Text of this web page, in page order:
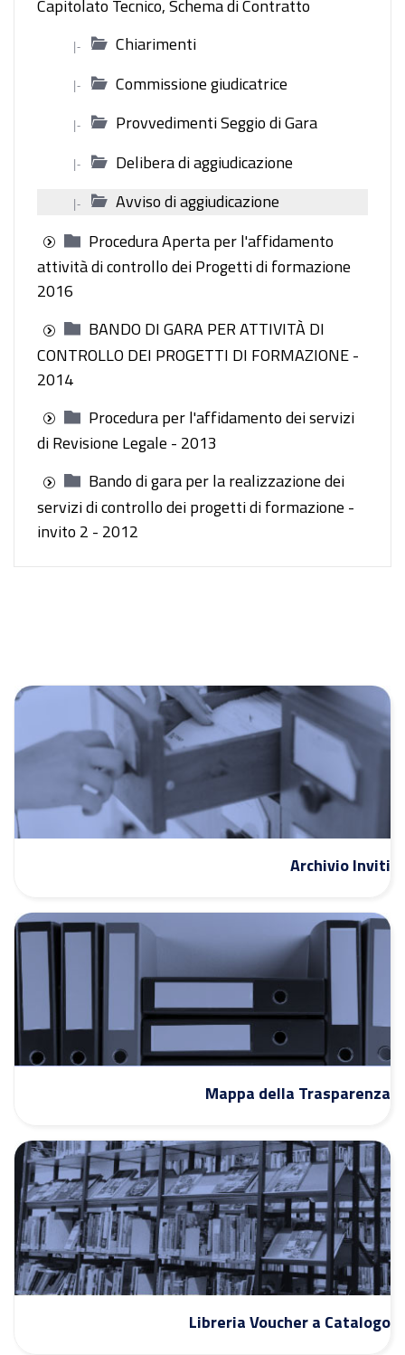
Capitolato Tecnico, Schema di Contratto
|- Chiarimenti
|- Commissione giudicatrice
|- Provvedimenti Seggio di Gara
|- Delibera di aggiudicazione
|-
Avviso di aggiudicazione
Procedura Aperta per l'affidamento
attività di controllo dei Progetti di formazione
2016
BANDO DI GARA PER ATTIVITÀ DI
CONTROLLO DEI PROGETTI DI FORMAZIONE -
2014
Procedura per l'affidamento dei servizi
di Revisione Legale - 2013
Bando di gara per la realizzazione dei
servizi di controllo dei progetti di formazione -
invito 2 - 2012
Archivio Inviti
Mappa della Trasparenza
Libreria Voucher a Catalogo